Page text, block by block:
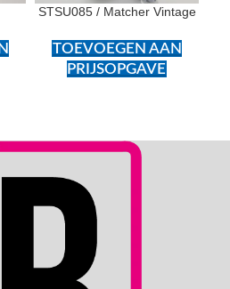
STSU085 / Matcher Vintage
TOEVOEGEN AAN
PRIJSOPGAVE